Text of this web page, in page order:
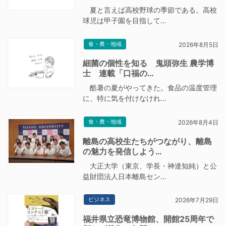
夏と言えば高校野球の季節である。高校
球児は甲子園を目指して…
食・農・地域 2026年8月5日
細菌の個性を知る 鬼頭弥生 農学博
士 連載「口福の…
酷暑の夏がやってきた。食品の温度管理
に、特に気を付けなけれ…
食・農・地域 2026年8月4日
離島の高校生たちがつながり、離島
の魅力を発信しよう…
大正大学（東京、学長・神達知純）と公
益財団法人日本離島セン…
ビジネス 2026年7月29日
福井県立恐竜博物館、開館25周年で